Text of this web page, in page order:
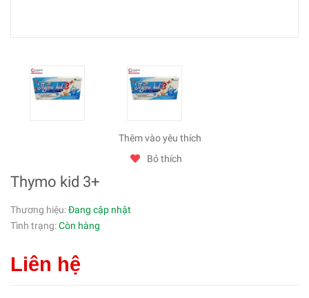
Thêm vào yêu thích
Bỏ thích
Thymo kid 3+
Thương hiệu:Đang cập nhật
Tình trạng:Còn hàng
Liên hệ